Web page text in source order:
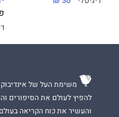
משימת העל של
להפיץ לעולם את הסיפורים
והעשיר את כוח הקריאה